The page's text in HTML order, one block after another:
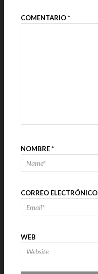
COMENTARIO*
NOMBRE*
CORREO ELECTRÓNICO
WEB